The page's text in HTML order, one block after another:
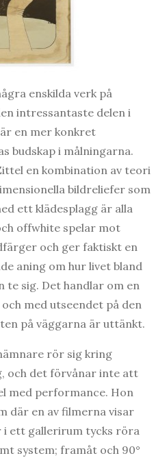
enskilda verk på
intressantaste delen i
en mer konkret
budskap i målningarna.
en kombination av teori
bildreliefer som
ett klädesplagg är alla
offwhite spelar mot
och ger faktiskt en
aning om hur livet bland
te sig. Det handlar om en
med utseendet på den
på väggarna är uttänkt.
rör sig kring
och det förvånar inte att
med performance. Hon
där en av filmerna visar
i ett gallerirum tycks röra
system; framåt och 90°